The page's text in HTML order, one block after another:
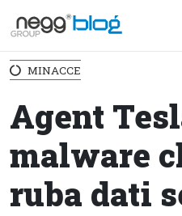
MINACCE
Agent
malware
ruba dati